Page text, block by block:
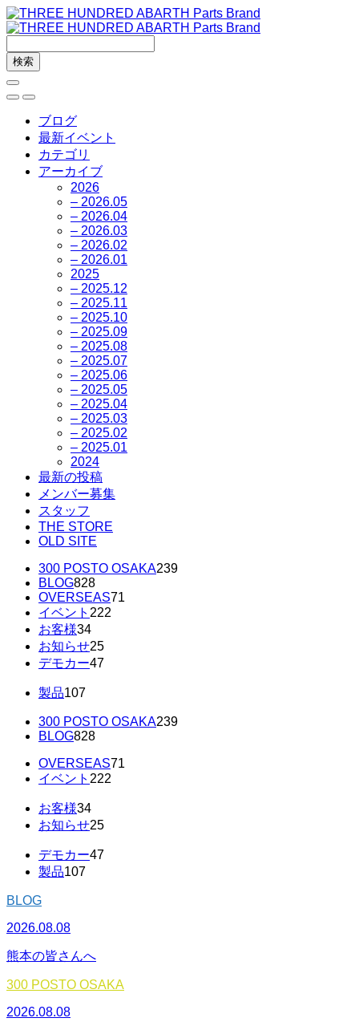
ブログ
最新イベント
カテゴリ
アーカイブ
2026
– 2026.05
– 2026.04
– 2026.03
– 2026.02
– 2026.01
2025
– 2025.12
– 2025.11
– 2025.10
– 2025.09
– 2025.08
– 2025.07
– 2025.06
– 2025.05
– 2025.04
– 2025.03
– 2025.02
– 2025.01
2024
最新の投稿
メンバー募集
スタッフ
THE STORE
OLD SITE
300 POSTO OSAKA239
BLOG828
OVERSEAS71
イベント 222
お客様34
お知らせ25
デモカー47
製品107
300 POSTO OSAKA239
BLOG828
OVERSEAS71
イベント 222
お客様34
お知らせ25
デモカー47
製品107
BLOG
2026.08.08
熊本の皆さんへ
300 POSTO OSAKA
2026.08.08